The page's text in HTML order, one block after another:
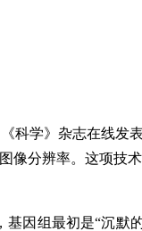
学》杂志在线
像分辨率。这项
因组最初是“沉